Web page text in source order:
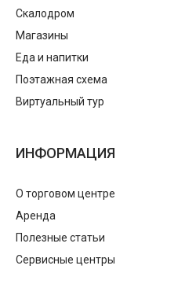
Скалодром
Магазины
Еда и напитки
Поэтажная схема
Виртуальный тур
ИНФОРМАЦИЯ
О торговом центре
Аренда
Полезные статьи
Сервисные центры